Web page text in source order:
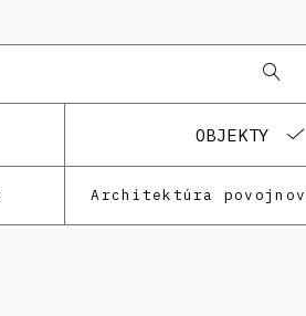
OBJEKTY
Architektúra